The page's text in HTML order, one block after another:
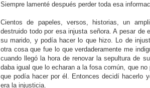
Siempre lamenté después perder toda esa
Cientos de papeles, versos, historias, un
destruido todo por esa injusta señora. A pesar
su marido, y podía hacer lo que hizo. Lo de
otra cosa que fue lo que verdaderamente me
cuando llegó la hora de renovar la sepultura de
daba igual que lo echaran a la fosa común, que
que podía hacer por él. Entonces decidí hacerlo
era la injusticia.